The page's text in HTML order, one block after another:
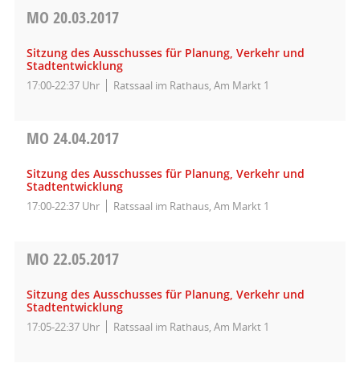
MO 20.03.2017
Sitzung des Ausschusses für Planung, Verkehr und
Stadtentwicklung
17:00-22:37 Uhr Ratssaal im Rathaus, Am Markt 1
MO 24.04.2017
Sitzung des Ausschusses für Planung, Verkehr und
Stadtentwicklung
17:00-22:37 Uhr Ratssaal im Rathaus, Am Markt 1
MO 22.05.2017
Sitzung des Ausschusses für Planung, Verkehr und
Stadtentwicklung
17:05-22:37 Uhr Ratssaal im Rathaus, Am Markt 1